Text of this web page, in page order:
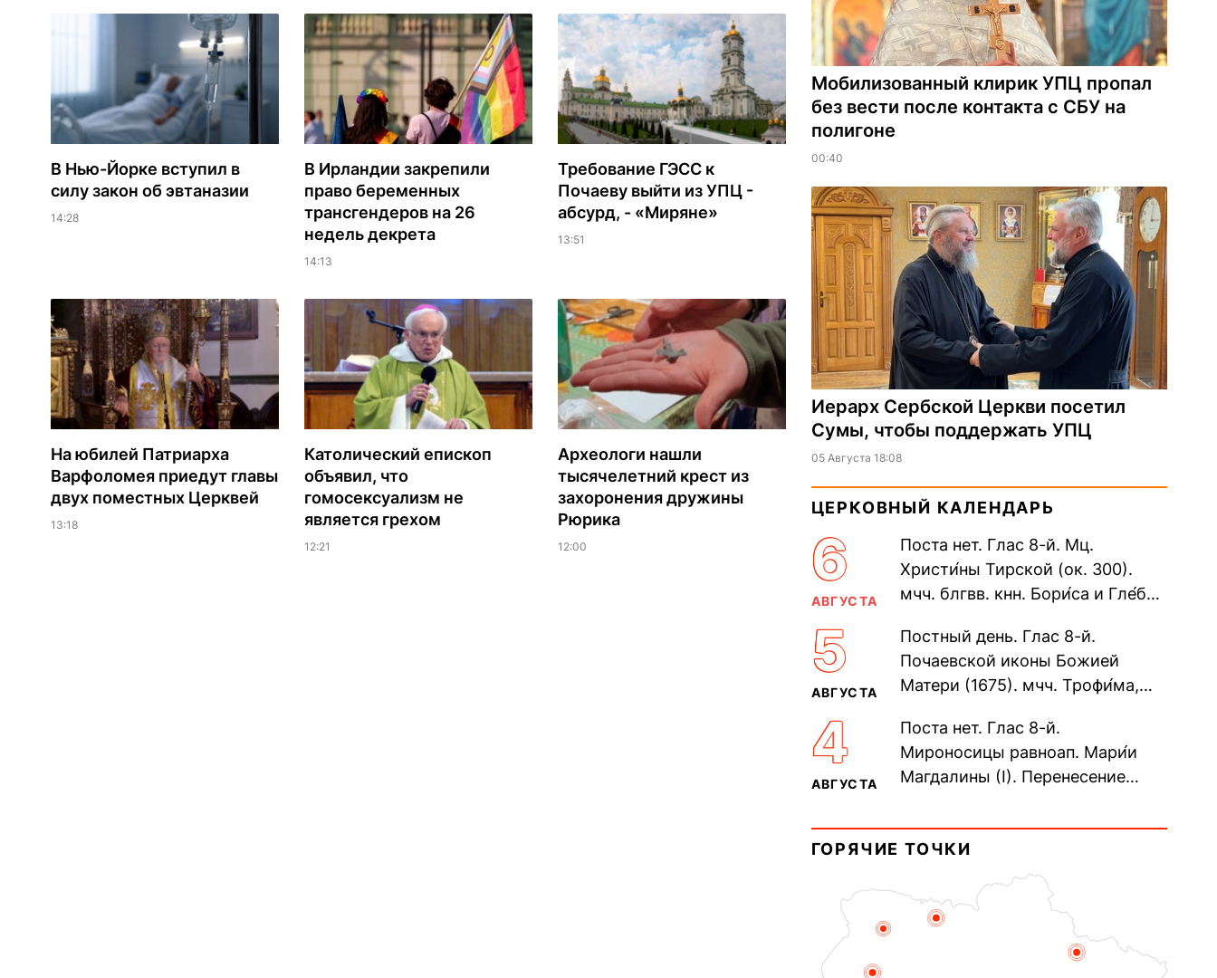
В Нью-Йорке вступил в
силу закон об эвтаназии
14:28
В Ирландии закрепили
право беременных
трансгендеров на 26
недель декрета
14:13
Требование ГЭСС к
Почаеву выйти из УПЦ -
абсурд, - «Миряне»
13:51
На юбилей Патриарха
Варфоломея приедут главы
двух поместных Церквей
13:18
Католический епископ
объявил, что
гомосексуализм не
является грехом
12:21
Археологи нашли
тысячелетний крест из
захоронения дружины
Рюрика
12:00
Мобилизованный клирик УПЦ пропал
без вести после контакта с СБУ на
полигоне
00:40
Иерарх Сербской Церкви посетил
Сумы, чтобы поддержать УПЦ
05 Августа 18:08
ЦЕРКОВНЫЙ КАЛЕНДАРЬ
6
АВГУСТА
Поста нет. Глас 8-й. Мц.
Христи́ны Тирской (ок. 300).
мчч. блгвв. кнн. Бори́са и Гле́ба,
Дави́да (1015). Прп....
5
АВГУСТА
Постный день. Глас 8-й.
Почаевской иконы Божией
Матери (1675). мчч. Трофи́ма,
мучеников (284–305). прав.
воина Фео́дора...
4
АВГУСТА
Поста нет. Глас 8-й.
Мироносицы равноап. Мари́и
Магдалины (I). Перенесение
Синопского (403–404). Прп.
Корни́лия...
ГОРЯЧИЕ ТОЧКИ